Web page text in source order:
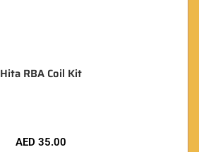
Hita RBA Coil Kit
AED 35.00